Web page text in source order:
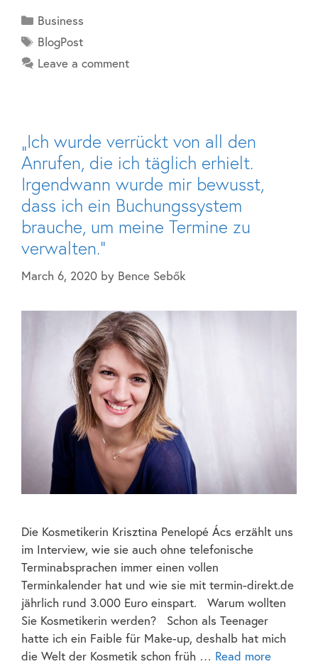
Business
BlogPost
Leave a comment
„Ich wurde verrückt von all den
Anrufen, die ich täglich erhielt.
Irgendwann wurde mir bewusst,
dass ich ein Buchungssystem
brauche, um meine Termine zu
verwalten.“
March 6, 2020 by Bence Sebők
Die Kosmetikerin Krisztina Penelopé Ács erzählt uns
im Interview, wie sie auch ohne telefonische
Terminabsprachen immer einen vollen
Terminkalender hat und wie sie mit termin-direkt.de
jährlich rund 3.000 Euro einspart. Warum wollten
Sie Kosmetikerin werden? Schon als Teenager
hatte ich ein Faible für Make-up, deshalb hat mich
die Welt der Kosmetik schon früh … Read more